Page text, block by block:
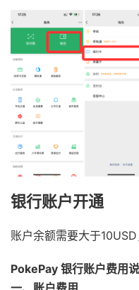
银行账户开通
账户余额需要大于10USD
PokePay 银行账户费用